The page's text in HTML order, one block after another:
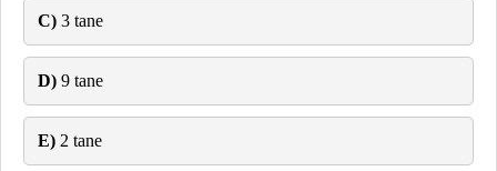
C) 3 tane
D) 9 tane
E) 2 tane